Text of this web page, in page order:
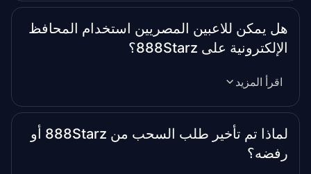
هل يمكن للاعبين المصريين استخدام المحافظ
الإلكترونية على 888Starz؟
اقرأ المزيد
لماذا تم تأخير طلب السحب من 888Starz أو
رفضه؟